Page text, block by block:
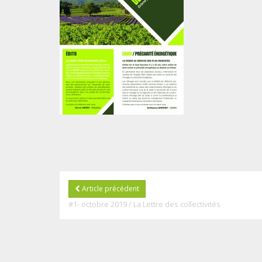
Article précédent
#1- octobre 2019 / La Lettre des collectivités